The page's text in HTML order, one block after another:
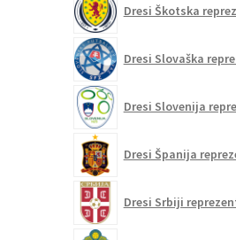
Dresi Škotska
Dresi Slovaška
Dresi Slovenija
Dresi Španija
Dresi Srbiji